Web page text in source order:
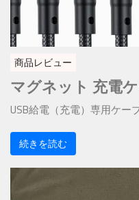
商品レビュー
マグネット 充電
USB給電（充電）専用ケー
続きを読む